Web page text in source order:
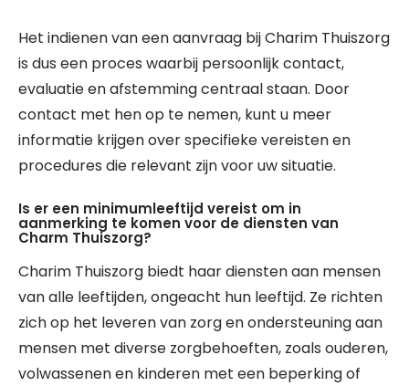
Het indienen van een aanvraag bij Charim Thuiszorg
is dus een proces waarbij persoonlijk contact,
evaluatie en afstemming centraal staan. Door
contact met hen op te nemen, kunt u meer
informatie krijgen over specifieke vereisten en
procedures die relevant zijn voor uw situatie.
Is er een minimumleeftijd vereist om in
aanmerking te komen voor de diensten van
Charm Thuiszorg?
Charim Thuiszorg biedt haar diensten aan mensen
van alle leeftijden, ongeacht hun leeftijd. Ze richten
zich op het leveren van zorg en ondersteuning aan
mensen met diverse zorgbehoeften, zoals ouderen,
volwassenen en kinderen met een beperking of